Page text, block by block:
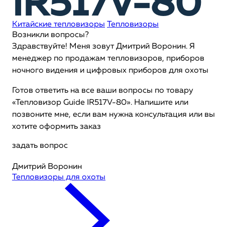
Китайские тепловизоры
Тепловизоры
Возникли вопросы?
Здравствуйте! Меня зовут Дмитрий Воронин. Я
менеджер по продажам тепловизоров, приборов
ночного видения и цифровых приборов для охоты
Готов ответить на все ваши вопросы по товару
«Тепловизор Guide IR517V-80». Напишите или
позвоните мне, если вам нужна консультация или вы
хотите оформить заказ
задать вопрос
Дмитрий Воронин
Тепловизоры для охоты